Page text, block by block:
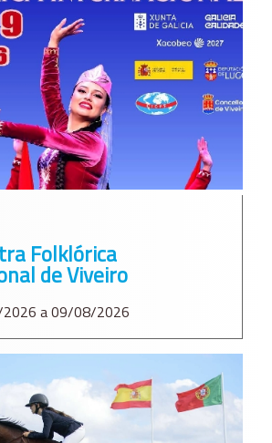
Folklórica
de Viveiro
2026 a 09/08/2026